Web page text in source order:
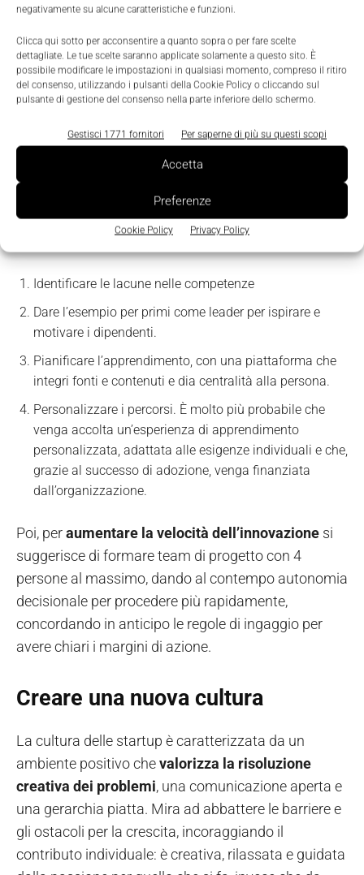
negativamente su alcune caratteristiche e funzioni.
Clicca qui sotto per acconsentire a quanto sopra o per fare scelte
dettagliate. Le tue scelte saranno applicate solamente a questo sito. È
possibile modificare le impostazioni in qualsiasi momento, compreso il ritiro
del consenso, utilizzando i pulsanti della Cookie Policy o cliccando sul
pulsante di gestione del consenso nella parte inferiore dello schermo.
Gestisci 1771 fornitori Per saperne di più su questi scopi
Accetta
Preferenze
Cookie Policy Privacy Policy
e orientano i loro modelli di business, design,
prodotto o servizio per adattarli al mercato e creare
valore per il cliente. Il 39% sostiene che sia proprio il
modello di business della startup a renderli
innovativi. Come fare allora a diffondere una
mentalità più orientata all’innovazione? Per
esempio incoraggiando le sperimentazioni e
l’innovazione con Kpi specifici e considerando
gratificante l’apprendimento, non solo i risultati.
Quindi creare una cultura dell’apprendimento
continuo con step successivi:
Identificare le lacune nelle competenze
Dare l’esempio per primi come leader per ispirare e
motivare i dipendenti.
Pianificare l’apprendimento, con una piattaforma che
integri fonti e contenuti e dia centralità alla persona.
Personalizzare i percorsi. È molto più probabile che
venga accolta un’esperienza di apprendimento
personalizzata, adattata alle esigenze individuali e che,
grazie al successo di adozione, venga finanziata
dall’organizzazione.
Poi, peraumentare la velocità dell’innovazione si
suggerisce di formare team di progetto con 4
persone al massimo, dando al contempo autonomia
decisionale per procedere più rapidamente,
concordando in anticipo le regole di ingaggio per
avere chiari i margini di azione.
Creare una nuova cultura
La cultura delle startup è caratterizzata da un
ambiente positivo chevalorizza la risoluzione
creativa dei problemi, una comunicazione aperta e
una gerarchia piatta. Mira ad abbattere le barriere e
gli ostacoli per la crescita, incoraggiando il
contributo individuale: è creativa, rilassata e guidata